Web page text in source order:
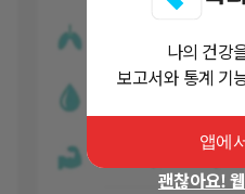
나의 건강
보고서와 통계 기
앱에
괜찮아요!